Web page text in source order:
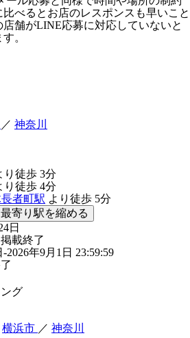
べるとお店のレスポンスも早いこと
舗がLINE応募に対応していないと
。
／ 神奈川
り徒歩 3分
り徒歩 4分
者町駅 より徒歩 5分
最寄り駅を縮める
日
載終了
年9月1日 23:59:59
グ
横浜市 ／ 神奈川